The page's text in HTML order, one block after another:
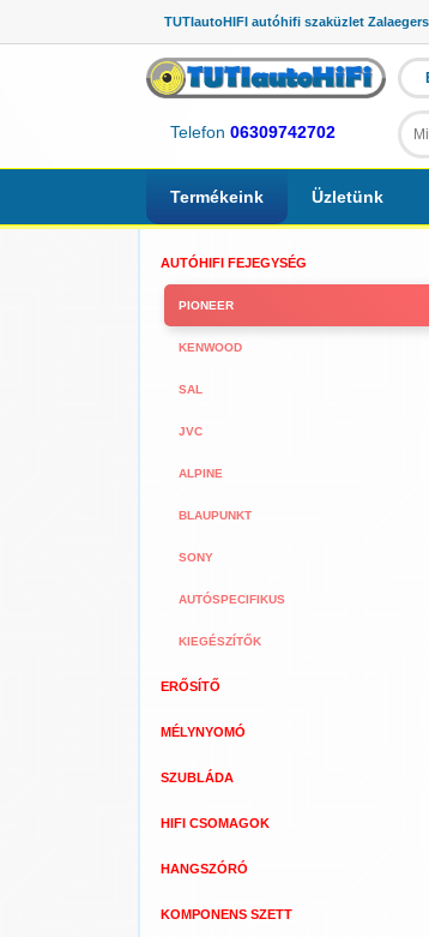
TUTIautoHIFI autóhifi szaküzlet
Telefon 06309742702
Termékeink Üzletünk
AUTÓHIFI FEJEGYSÉG
PIONEER
KENWOOD
SAL
JVC
ALPINE
BLAUPUNKT
SONY
AUTÓSPECIFIKUS
KIEGÉSZÍTŐK
ERŐSÍTŐ
MÉLYNYOMÓ
SZUBLÁDA
HIFI CSOMAGOK
HANGSZÓRÓ
KOMPONENS SZETT